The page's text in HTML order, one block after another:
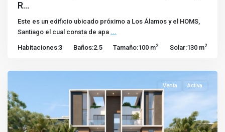
R...
Este es un edificio ubicado próximo a Los Álamos y el HOMS,
Santiago el cual consta de apa ...
Habitaciones:3 Baños:2.5 Tamaño:100 m2 Solar:130 m2
Venta Activa